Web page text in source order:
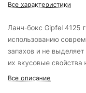
Все характеристики
Ланч-бокс Gipfel 4125
использованию
запахов и не
их вкусовые свойства
из нержавеющей стали
Все описание